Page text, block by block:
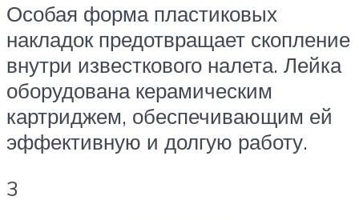
Особая форма пластиковых
накладок предотвращает скопление
внутри известкового налета. Лейка
оборудована керамическим
картриджем, обеспечивающим ей
эффективную и долгую работу.
3